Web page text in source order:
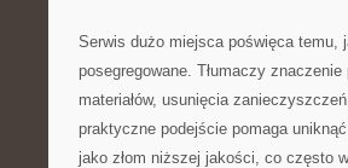
Serwis dużo miejsca poświęca temu,
posegregowane. Tłumaczy
materiałów, usunięcia
praktyczne podejście pomaga
jako złom niższej jakości, co często